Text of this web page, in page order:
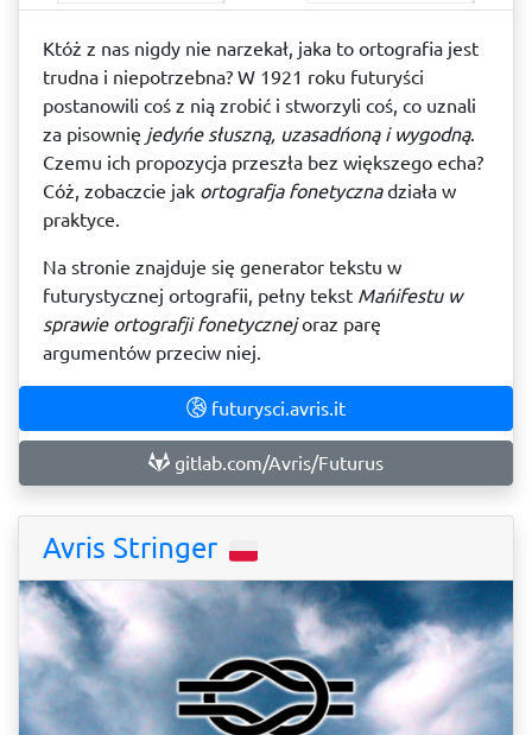
Któż z nas nigdy nie narzekał, jaka to ortografia jest
trudna i niepotrzebna? W 1921 roku futuryści
postanowili coś z nią zrobić i stworzyli coś, co uznali
za pisownię jedyńe słuszną, uzasadńoną i wygodną.
Czemu ich propozycja przeszła bez większego echa?
Cóż, zobaczcie jak ortografja fonetycznadziała w
praktyce.
Na stronie znajduje się generator tekstu w
futurystycznej ortografii, pełny tekst Mańifestu w
sprawie ortografji fonetycznejoraz parę
argumentów przeciw niej.
futurysci.avris.it
gitlab.com/Avris/Futurus
Avris Stringer